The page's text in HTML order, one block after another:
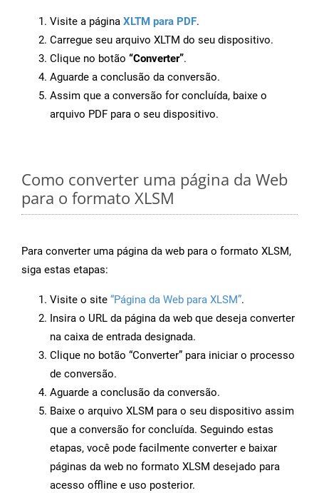
Visite a página XLTM para PDF.
Carregue seu arquivo XLTM do seu dispositivo.
Clique no botão “Converter”.
Aguarde a conclusão da conversão.
Assim que a conversão for concluída, baixe o
arquivo PDF para o seu dispositivo.
Como converter uma página da Web
para o formato XLSM
Para converter uma página da web para o formato XLSM,
siga estas etapas:
Visite o site “Página da Web para XLSM”.
Insira o URL da página da web que deseja converter
na caixa de entrada designada.
Clique no botão “Converter” para iniciar o processo
de conversão.
Aguarde a conclusão da conversão.
Baixe o arquivo XLSM para o seu dispositivo assim
que a conversão for concluída. Seguindo estas
etapas, você pode facilmente converter e baixar
páginas da web no formato XLSM desejado para
acesso offline e uso posterior.